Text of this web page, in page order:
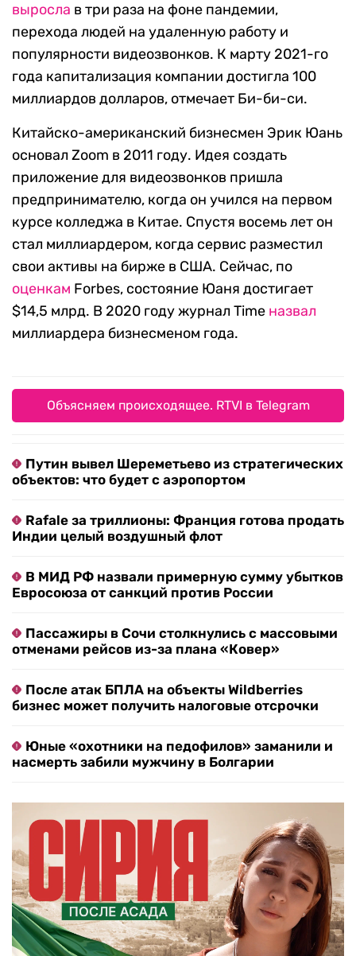
выросла в три раза на фоне пандемии,
перехода людей на удаленную работу и
популярности видеозвонков. К марту 2021-го
года капитализация компании достигла 100
миллиардов долларов, отмечает Би-би-си.
Китайско-американский бизнесмен Эрик Юань
основал Zoom в 2011 году. Идея создать
приложение для видеозвонков пришла
предпринимателю, когда он учился на первом
курсе колледжа в Китае. Спустя восемь лет он
стал миллиардером, когда сервис разместил
свои активы на бирже в США. Сейчас, по
оценкам Forbes, состояние Юаня достигает
$14,5 млрд. В 2020 году журнал Time назвал
миллиардера бизнесменом года.
Объясняем происходящее. RTVI в Telegram
Путин вывел Шереметьево из стратегических
объектов: что будет с аэропортом
Rafale за триллионы: Франция готова продать
Индии целый воздушный флот
В МИД РФ назвали примерную сумму убытков
Евросоюза от санкций против России
Пассажиры в Сочи столкнулись с массовыми
отменами рейсов из-за плана «Ковер»
После атак БПЛА на объекты Wildberries
бизнес может получить налоговые отсрочки
Юные «охотники на педофилов» заманили и
насмерть забили мужчину в Болгарии